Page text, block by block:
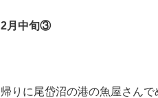
2月中旬③
帰りに尾岱沼の港の魚屋さん